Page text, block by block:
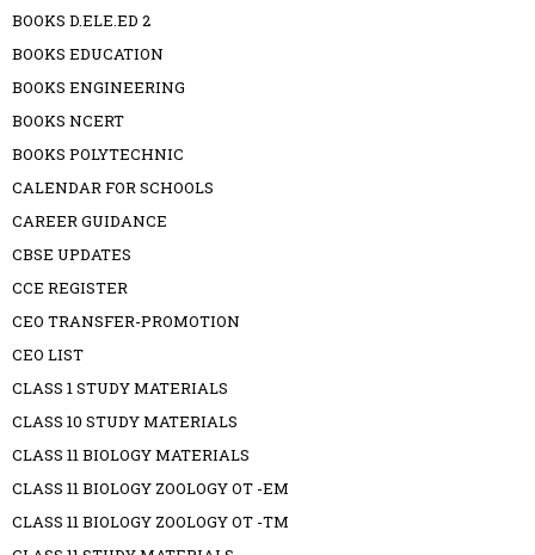
BOOKS D.ELE.ED 2
BOOKS EDUCATION
BOOKS ENGINEERING
BOOKS NCERT
BOOKS POLYTECHNIC
CALENDAR FOR SCHOOLS
CAREER GUIDANCE
CBSE UPDATES
CCE REGISTER
CEO TRANSFER-PROMOTION
CEO LIST
CLASS 1 STUDY MATERIALS
CLASS 10 STUDY MATERIALS
CLASS 11 BIOLOGY MATERIALS
CLASS 11 BIOLOGY ZOOLOGY OT -EM
CLASS 11 BIOLOGY ZOOLOGY OT -TM